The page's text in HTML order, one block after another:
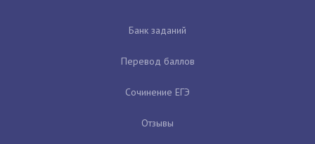
Банк заданий
Перевод баллов
Сочинение ЕГЭ
Отзывы